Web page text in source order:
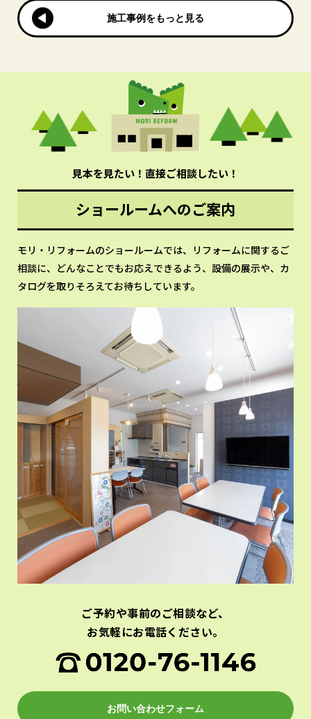
施工事例をもっと見る
施工事例をもっと見る
見本を見たい！直接ご相談したい！
ショールームへのご案内
モリ・リフォームのショールームでは、リフォームに関するご
相談に、どんなことでもお応えできるよう、設備の展示や、カ
タログを取りそろえてお待ちしています。
ご予約や事前のご相談など、
お気軽にお電話ください。
お問い合わせフォーム